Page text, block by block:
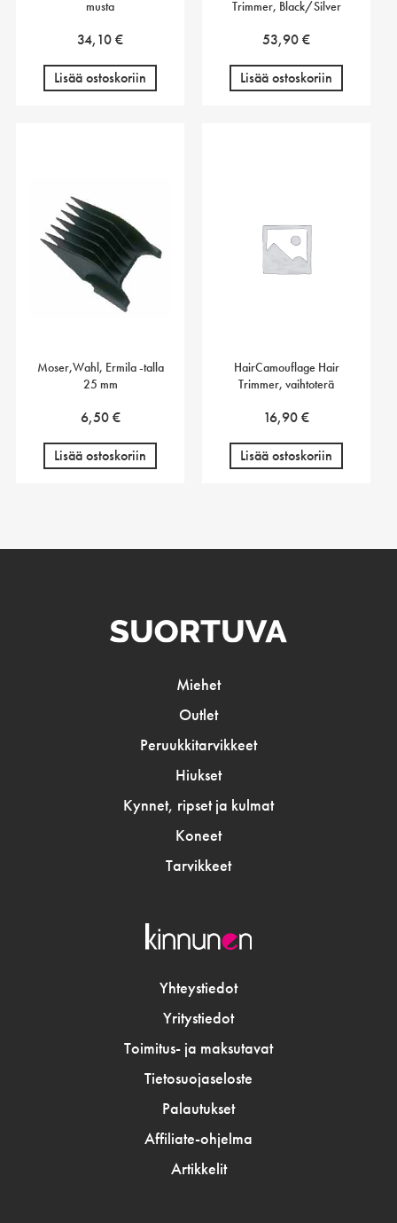
musta
34,10€
Lisää ostoskoriin
Trimmer, Black/Silver
53,90€
Lisää ostoskoriin
Moser,Wahl, Ermila -talla
25 mm
6,50€
Lisää ostoskoriin
HairCamouflage Hair
Trimmer, vaihtoterä
16,90€
Lisää ostoskoriin
Miehet
Outlet
Peruukkitarvikkeet
Hiukset
Kynnet, ripset ja kulmat
Koneet
Tarvikkeet
Yhteystiedot
Yritystiedot
Toimitus- ja maksutavat
Tietosuojaseloste
Palautukset
Affiliate-ohjelma
Artikkelit